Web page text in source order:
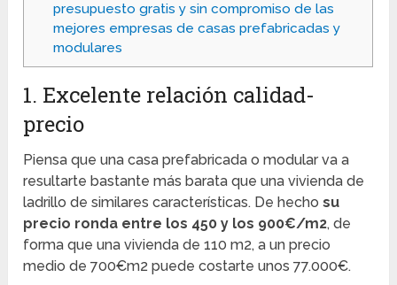
presupuesto gratis y sin compromiso de las
mejores empresas de casas prefabricadas y
modulares
1. Excelente relación calidad-
precio
Piensa que una casa prefabricada o modular va a
resultarte bastante más barata que una vivienda de
ladrillo de similares características. De hechosu
precio ronda entre los 450 y los 900€/m2, de
forma que una vivienda de 110 m2, a un precio
medio de 700€m2 puede costarte unos 77.000€.